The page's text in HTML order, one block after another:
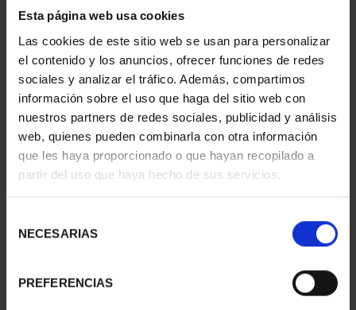
Esta página web usa cookies
Las cookies de este sitio web se usan para personalizar
el contenido y los anuncios, ofrecer funciones de redes
sociales y analizar el tráfico. Además, compartimos
información sobre el uso que haga del sitio web con
nuestros partners de redes sociales, publicidad y análisis
web, quienes pueden combinarla con otra información
que les haya proporcionado o que hayan recopilado a
partir del uso que haya hecho de sus servicios.
NECESARIAS
PREFERENCIAS
SUSCRIPCIÓN
CAPITALES DE
PROVINCIA 1
949,00 €
Sólo para usuarios
registrados
SUSCRIPCIÓN
CAPITALES DE
PROVINCIA 2
949,00 €
Sólo para usuarios
registrados